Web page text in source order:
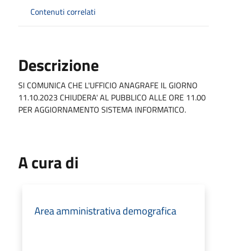
Contenuti correlati
Descrizione
SI COMUNICA CHE L'UFFICIO ANAGRAFE IL GIORNO
11.10.2023 CHIUDERA' AL PUBBLICO ALLE ORE 11.00
PER AGGIORNAMENTO SISTEMA INFORMATICO.
A cura di
Area amministrativa demografica